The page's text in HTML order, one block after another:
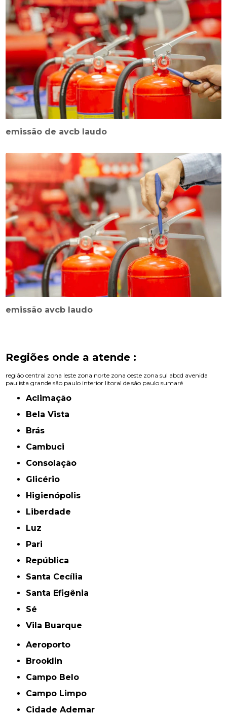
emissão de avcb laudo
emissão avcb laudo
Regiões onde a atende :
região central zona leste zona norte zona oeste zona sul abcd avenida
paulista grande são paulo interior litoral de são paulo sumaré
Aclimação
Bela Vista
Brás
Cambuci
Consolação
Glicério
Higienópolis
Liberdade
Luz
Pari
República
Santa Cecília
Santa Efigênia
Sé
Vila Buarque
Aeroporto
Brooklin
Campo Belo
Campo Limpo
Cidade Ademar